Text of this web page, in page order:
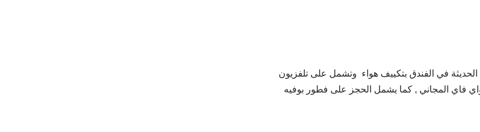
في الفندق بتكييف هواء وتشمل على تلفزيون
فاي المجاني , كما يشمل الحجز على فطور بوفيه